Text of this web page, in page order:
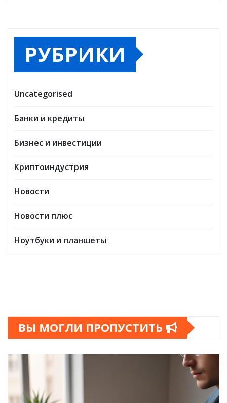
РУБРИКИ
Uncategorised
Банки и кредиты
Бизнес и инвестиции
Криптоиндустрия
Новости
Новости плюс
Ноутбуки и планшеты
ВЫ МОГЛИ ПРОПУСТИТЬ